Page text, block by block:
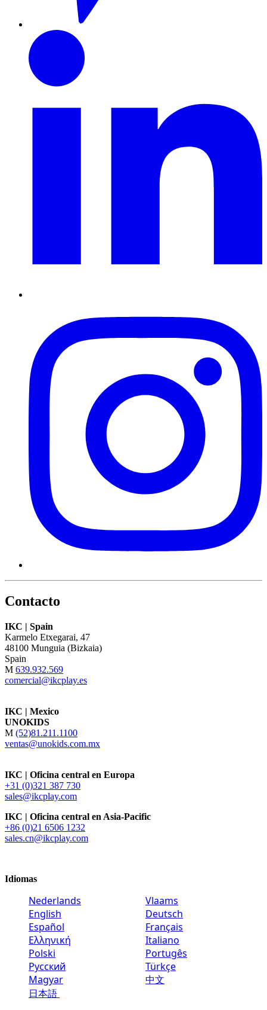
Contacto
IKC | Spain
Karmelo Etxegarai, 47
48100 Munguia (Bizkaia)
Spain
M 639.932.569
comercial@ikcplay.es
IKC | Mexico
UNOKIDS
M (52)81.211.1100
ventas@unokids.com.mx
IKC | Oficina central en Europa
+31 (0)321 387 730
sales@ikcplay.com
IKC | Oficina central en Asia-Pacific
+86 (0)21 6506 1232
sales.cn@ikcplay.com
Idiomas
Nederlands
Vlaams
English
Deutsch
Español
Français
Ελληνική
Italiano
Polski
Portugês
Русский
Türkçe
Magyar
中文
日本語